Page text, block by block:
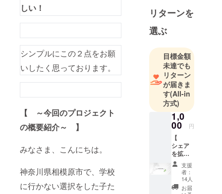
しい！
シンプルにこの２点をお願
いしたく思っております。
【 ～今回のプロジェクト
の概要紹介～ 】
みなさま、こんにちは。
神奈川県相模原市で、学校
に行かない選択をした子た
西岡祐一で
す。
神奈川県厚
木市にあ
る、自宅の
一軒家の一
室を活用し
て、立ち上
げました。
教室自体
は、小中学
リターンを
選ぶ
目標金額
未達でも
リターン
が届きま
す(All-in
方式)
1,0
00 円
【
シェア
を拡げ
る応援
しま
す！
】 ご支
支援
者：
14人
お届